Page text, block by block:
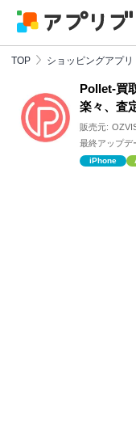
TOP ショッピングアプリ
Pollet-買
楽々、査
販売元:
最終アップデ
iPhone